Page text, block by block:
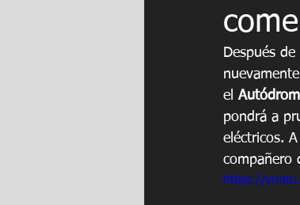
Después
el
pondrá a
eléctricos.
compañero
https://